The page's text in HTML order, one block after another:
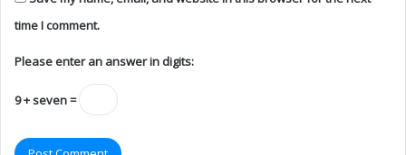
time I comment.
Please enter an answer in digits:
9 + seven =